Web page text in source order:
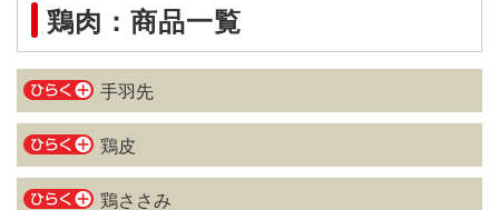
鶏肉：商品一覧
手羽先
鶏皮
鶏ささみ